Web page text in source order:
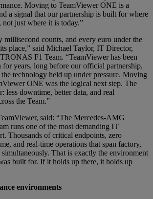
Moving to TeamViewer ONE is a
a signal that our partnership is built for where
not just where it is today.”
millisecond counts, and every euro under the
place,” said Michael Taylor, IT Director,
F1 Team. “TeamViewer has been
for years, long before our official partnership,
technology held up under pressure. Moving
ONE was the logical next step. The
less downtime, better data, and real
the Team.”
said: “The Mercedes-AMG
runs one of the most demanding IT
Thousands of critical endpoints, zero
and real-time operations that span factory,
That is exactly the environment
built for. If it holds up there, it holds up
environments